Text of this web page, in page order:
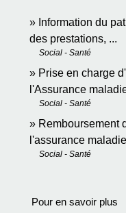
Information du
des prestations, ...
Social - Santé
Prise en charge
l'Assurance
Social - Santé
Remboursement
l'assurance maladie
Social - Santé
Pour en savoir plus